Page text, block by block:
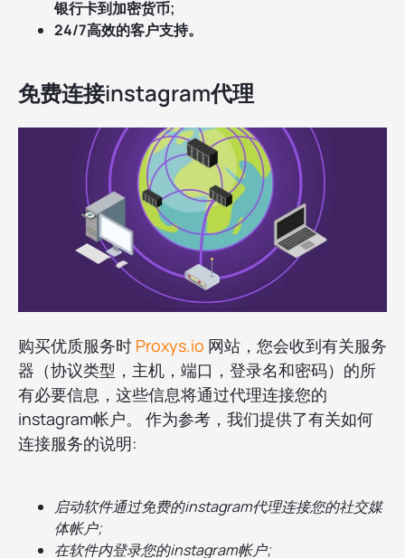
银行卡到加密货币;
24/7高效的客户支持。
免费连接instagram代理
购买优质服务时 Proxys.io 网站，您会收到有关服务
器（协议类型，主机，端口，登录名和密码）的所
有必要信息，这些信息将通过代理连接您的
instagram帐户。 作为参考，我们提供了有关如何
连接服务的说明:
启动软件通过免费的instagram代理连接您的社交媒
体帐户;
在软件内登录您的instagram帐户;